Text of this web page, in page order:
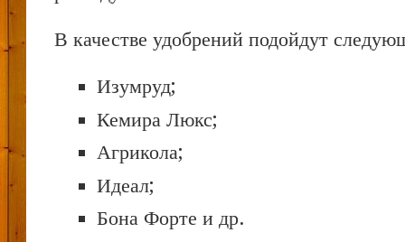
В качестве удобрений подойдут
Изумруд;
Кемира Люкс;
Агрикола;
Идеал;
Бона Форте и др.